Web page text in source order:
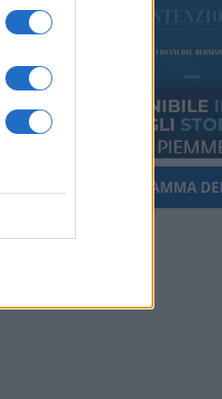
PORROGRAMMA